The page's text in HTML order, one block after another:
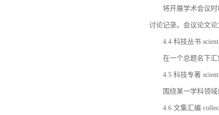
将开展学术会议
讨论记录。会议论文
4.4 科技丛书
在一个总题名下
4.5 科技专著
围绕某一学科领
4.6 文集汇编